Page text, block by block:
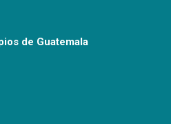
de Guatemala